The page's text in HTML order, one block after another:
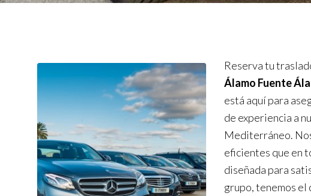
Reserva tu
Álamo Fuente
está aquí para
de experiencia a
Mediterráneo.
eficientes que en
diseñada para
grupo, tenemos el